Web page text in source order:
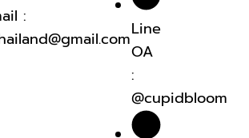
:
Line
OA
:
@cupidbloom